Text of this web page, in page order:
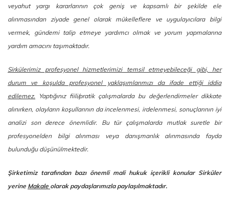
veyahut yargı kararlarının çok geniş ve kapsamlı bir şekilde ele
alınmasından ziyade genel olarak mükelleflere ve uygulayıcılara bilgi
vermek, gündemi talip etmeye yardımcı olmak ve yorum yapmalarına
yardım amacını taşımaktadır.
Sirkülerimiz profesyonel hizmetlerimizi temsil etmeyebileceği gibi, her
durum ve koşulda profesyonel yaklaşımlarımızı da ifade ettiği iddia
edilemez. Yaptığınız fiili/pratik çalışmalarda bu değerlendirmeler dikkate
alınırken, olayların koşullarının da incelenmesi, irdelenmesi, sonuçlarının iyi
analizi son derece önemlidir. Bu tür çalışmalarda mutlak suretle bir
profesyonelden bilgi alınması veya danışmanlık alınmasında fayda
bulunduğu düşünülmektedir.
Şirketimiz tarafından bazı önemli mali hukuk içerikli konular Sirküler
yerine Makale olarak paydaşlarımızla paylaşılmaktadır.